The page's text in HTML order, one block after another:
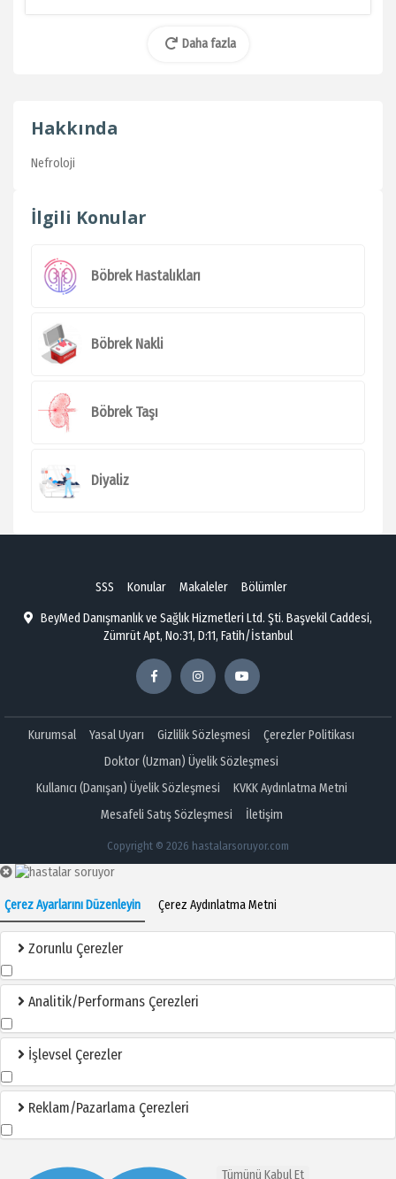
Daha fazla
Hakkında
Nefroloji
İlgili Konular
Böbrek Hastalıkları
Böbrek Nakli
Böbrek Taşı
Diyaliz
SSS Konular Makaleler Bölümler
BeyMed Danışmanlık ve Sağlık Hizmetleri Ltd. Şti. Başvekil Caddesi,
Zümrüt Apt, No:31, D:11, Fatih/İstanbul
Kurumsal Yasal Uyarı Gizlilik Sözleşmesi
Çerezler Politikası
Doktor (Uzman) Üyelik Sözleşmesi
Kullanıcı (Danışan) Üyelik Sözleşmesi
KVKK Aydınlatma Metni
Mesafeli Satış Sözleşmesi
İletişim
Copyright © 2026 hastalarsoruyor.com
Çerez Ayarlarını Düzenleyin Çerez Aydınlatma Metni
Zorunlu Çerezler
Analitik/Performans Çerezleri
İşlevsel Çerezler
Reklam/Pazarlama Çerezleri
Tümünü Kabul Et